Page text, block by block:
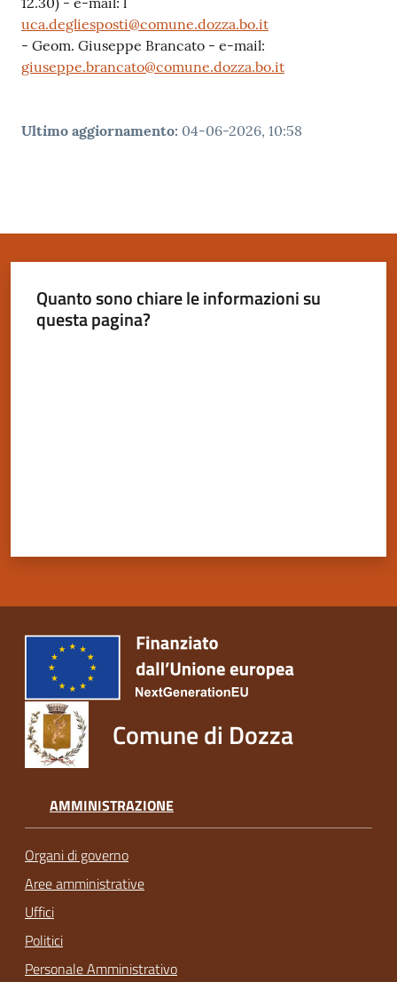
uca.degliesposti@comune.dozza.bo.it
- Geom. Giuseppe Brancato - e-mail:
giuseppe.brancato@comune.dozza.bo.it
Ultimo aggiornamento: 04-06-2026, 10:58
Quanto sono chiare le informazioni su
questa pagina?
Comune di Dozza
AMMINISTRAZIONE
Organi di governo
Aree amministrative
Uffici
Politici
Personale Amministrativo